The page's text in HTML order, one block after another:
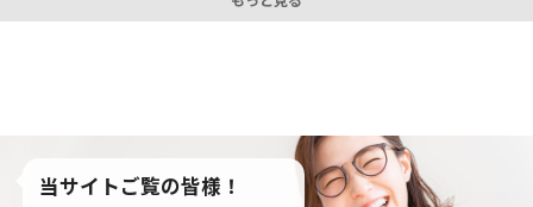
当サイトご覧の皆様！